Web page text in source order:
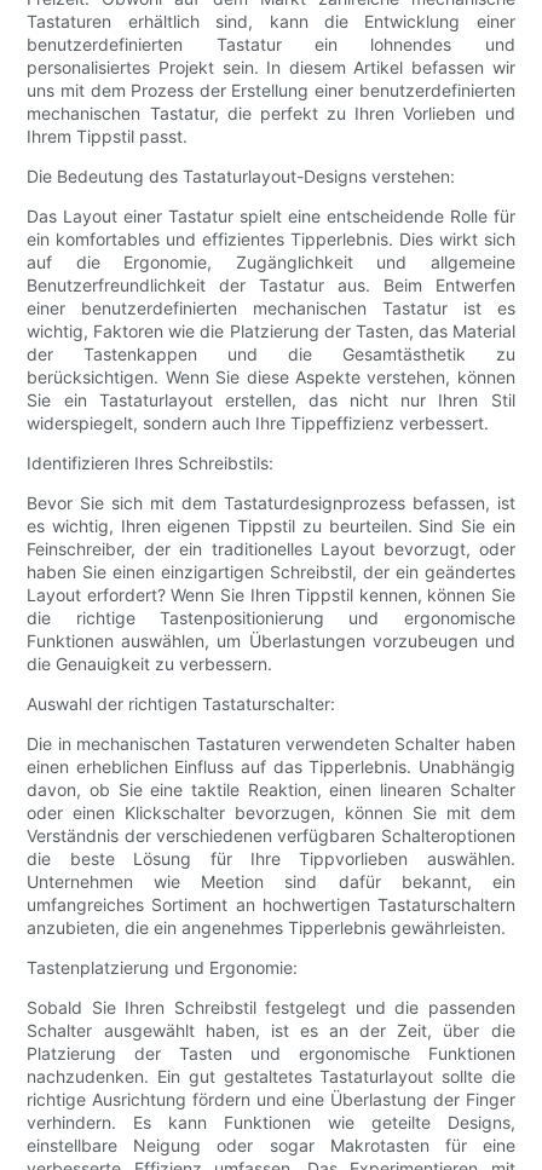
Tastaturen erhältlich sind, kann die Entwicklung einer
benutzerdefinierten Tastatur ein lohnendes und
personalisiertes Projekt sein. In diesem Artikel befassen wir
uns mit dem Prozess der Erstellung einer benutzerdefinierten
mechanischen Tastatur, die perfekt zu Ihren Vorlieben und
Ihrem Tippstil passt.
Die Bedeutung des Tastaturlayout-Designs verstehen:
Das Layout einer Tastatur spielt eine entscheidende Rolle für
ein komfortables und effizientes Tipperlebnis. Dies wirkt sich
auf die Ergonomie, Zugänglichkeit und allgemeine
Benutzerfreundlichkeit der Tastatur aus. Beim Entwerfen
einer benutzerdefinierten mechanischen Tastatur ist es
wichtig, Faktoren wie die Platzierung der Tasten, das Material
der Tastenkappen und die Gesamtästhetik zu
berücksichtigen. Wenn Sie diese Aspekte verstehen, können
Sie ein Tastaturlayout erstellen, das nicht nur Ihren Stil
widerspiegelt, sondern auch Ihre Tippeffizienz verbessert.
Identifizieren Ihres Schreibstils:
Bevor Sie sich mit dem Tastaturdesignprozess befassen, ist
es wichtig, Ihren eigenen Tippstil zu beurteilen. Sind Sie ein
Feinschreiber, der ein traditionelles Layout bevorzugt, oder
haben Sie einen einzigartigen Schreibstil, der ein geändertes
Layout erfordert? Wenn Sie Ihren Tippstil kennen, können Sie
die richtige Tastenpositionierung und ergonomische
Funktionen auswählen, um Überlastungen vorzubeugen und
die Genauigkeit zu verbessern.
Auswahl der richtigen Tastaturschalter:
Die in mechanischen Tastaturen verwendeten Schalter haben
einen erheblichen Einfluss auf das Tipperlebnis. Unabhängig
davon, ob Sie eine taktile Reaktion, einen linearen Schalter
oder einen Klickschalter bevorzugen, können Sie mit dem
Verständnis der verschiedenen verfügbaren Schalteroptionen
die beste Lösung für Ihre Tippvorlieben auswählen.
Unternehmen wie Meetion sind dafür bekannt, ein
umfangreiches Sortiment an hochwertigen Tastaturschaltern
anzubieten, die ein angenehmes Tipperlebnis gewährleisten.
Tastenplatzierung und Ergonomie:
Sobald Sie Ihren Schreibstil festgelegt und die passenden
Schalter ausgewählt haben, ist es an der Zeit, über die
Platzierung der Tasten und ergonomische Funktionen
nachzudenken. Ein gut gestaltetes Tastaturlayout sollte die
richtige Ausrichtung fördern und eine Überlastung der Finger
verhindern. Es kann Funktionen wie geteilte Designs,
einstellbare Neigung oder sogar Makrotasten für eine